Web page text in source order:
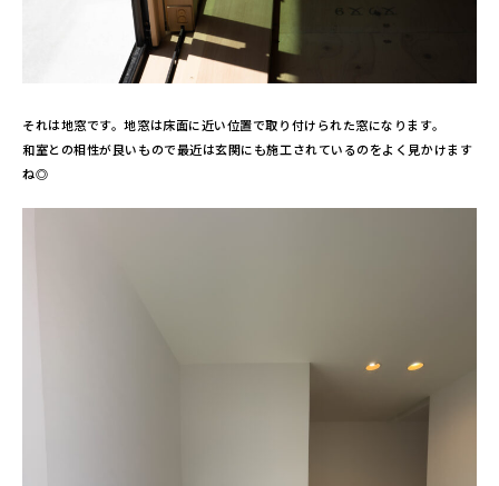
それは地窓です。地窓は床面に近い位置で取り付けられた窓になります。
和室との相性が良いもので最近は玄関にも施工されているのをよく見かけます
ね◎